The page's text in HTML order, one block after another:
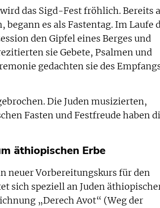
das Sigd-Fest fröhlich. Bereits
es als Fastentag. Im Laufe
den Gipfel eines Berges und
sie Gebete, Psalmen und
gedachten sie des
Die Juden musizierten,
Fasten und Festfreude haben
äthiopischen Erbe
neuer Vorbereitungskurs für den
sich speziell an Juden
„Derech Avot“ (Weg der